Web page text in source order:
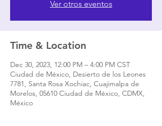
Ver otros eventos
Time & Location
Dec 30, 2023, 12:00 PM – 4:00 PM CST
Ciudad de México, Desierto de los Leones
7781, Santa Rosa Xochiac, Cuajimalpa de
Morelos, 05610 Ciudad de México, CDMX,
México